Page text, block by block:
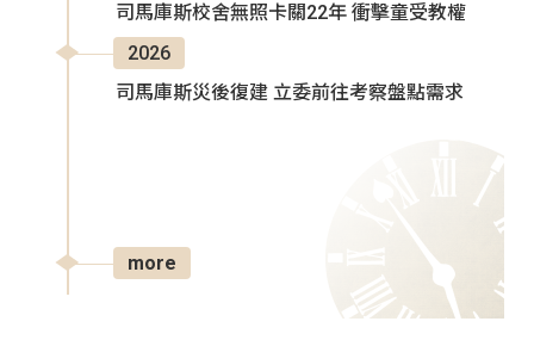
司馬庫斯校舍無照卡關22年 衝擊童受教權
2026
司馬庫斯災後復建 立委前往考察盤點需求
more